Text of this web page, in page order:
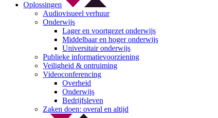
Oplossingen
Audiovisueel verhuur
Onderwijs
Lager en voortgezet onderwijs
Middelbaar en hoger onderwijs
Universitair onderwijs
Publieke informatievoorziening
Veiligheid & ontruiming
Videoconferencing
Overheid
Onderwijs
Bedrijfsleven
Zaken doen: overal en altijd